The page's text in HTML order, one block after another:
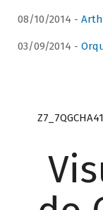
08/10/2014 -
03/09/2014 -